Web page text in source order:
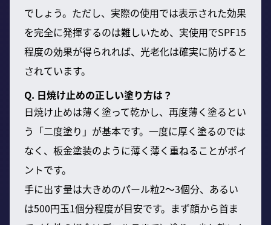
でしょう。ただし、実際の使用では表示された効果
を完全に発揮するのは難しいため、実使用でSPF15
程度の効果が得られれば、光老化は確実に防げると
されています。
Q. 日焼け止めの正しい塗り方は？
日焼け止めは薄く塗って乾かし、再度薄く塗るとい
う「二度塗り」が基本です。一度に厚く塗るのでは
なく、板金塗装のように薄く薄く重ねることがポイ
ントです。
手に出す量は大きめのパール粒2〜3個分、あるい
は500円玉1個分程度が目安です。まず顔から首ま